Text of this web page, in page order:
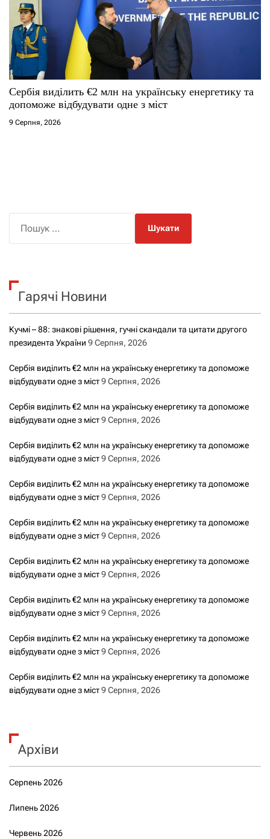
Сербія виділить €2 млн на українську енергетику та
допоможе відбудувати одне з міст
9 Серпня, 2026
к
Гарячі Новини
Кучмі – 88: знакові рішення, гучні скандали та цитати другого
президента України 9 Серпня, 2026
Сербія виділить €2 млн на українську енергетику та допоможе
відбудувати одне з міст9 Серпня, 2026
Сербія виділить €2 млн на українську енергетику та допоможе
відбудувати одне з міст9 Серпня, 2026
Сербія виділить €2 млн на українську енергетику та допоможе
відбудувати одне з міст9 Серпня, 2026
Сербія виділить €2 млн на українську енергетику та допоможе
відбудувати одне з міст9 Серпня, 2026
Сербія виділить €2 млн на українську енергетику та допоможе
відбудувати одне з міст9 Серпня, 2026
Сербія виділить €2 млн на українську енергетику та допоможе
відбудувати одне з міст9 Серпня, 2026
Сербія виділить €2 млн на українську енергетику та допоможе
відбудувати одне з міст9 Серпня, 2026
Сербія виділить €2 млн на українську енергетику та допоможе
відбудувати одне з міст9 Серпня, 2026
Сербія виділить €2 млн на українську енергетику та допоможе
відбудувати одне з міст9 Серпня, 2026
Архіви
Серпень 2026
Липень 2026
Червень 2026